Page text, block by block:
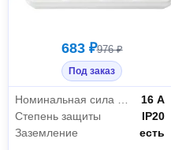
683 ₽976 ₽
Под заказ
16 А
Степень защиты
IP20
Заземление
есть